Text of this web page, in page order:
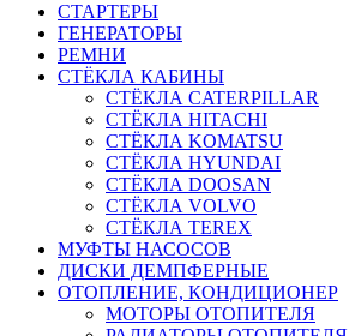
СТАРТЕРЫ
ГЕНЕРАТОРЫ
РЕМНИ
СТЁКЛА КАБИНЫ
СТЁКЛА CATERPILLAR
СТЁКЛА HITACHI
СТЁКЛА KOMATSU
СТЁКЛА HYUNDAI
СТЁКЛА DOOSAN
СТЁКЛА VOLVO
СТЁКЛА TEREX
МУФТЫ НАСОСОВ
ДИСКИ ДЕМПФЕРНЫЕ
ОТОПЛЕНИЕ, КОНДИЦИОНЕР
МОТОРЫ ОТОПИТЕЛЯ